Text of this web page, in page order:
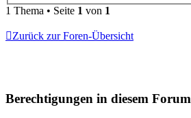
1 Thema • Seite 1 von 1
Zurück zur Foren-Übersicht
Berechtigungen in diesem Forum